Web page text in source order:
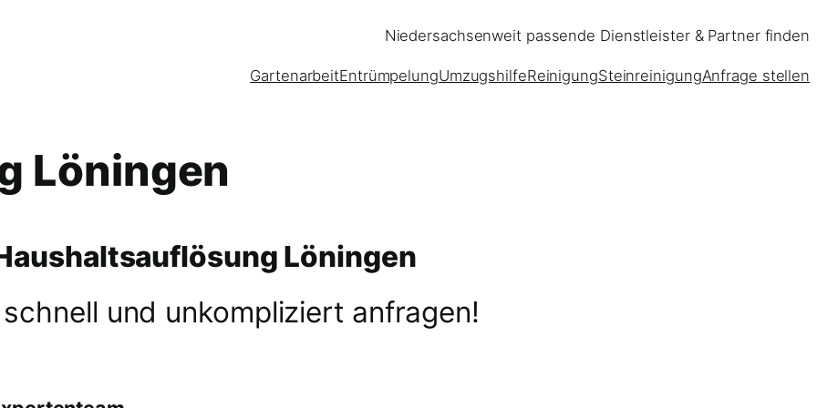
Niedersachsenweit passende Dienstleister & Partner finden
GartenarbeitEntrümpelungUmzugshilfeReinigungSteinreinigungAnfrage stellen
Löningen
Löningen
und unkompliziert anfragen!